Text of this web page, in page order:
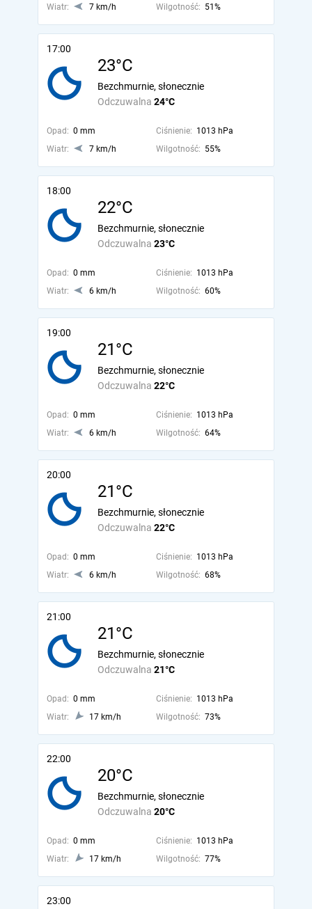
Wiatr:
7 km/h Wilgotność: 51%
17:00
23°C
Odczuwalna 24°C
Bezchmurnie, słonecznie
Opad: 0 mm Ciśnienie: 1013 hPa
Wiatr:
7 km/h Wilgotność: 55%
18:00
22°C
Odczuwalna 23°C
Bezchmurnie, słonecznie
Opad: 0 mm Ciśnienie: 1013 hPa
Wiatr:
6 km/h Wilgotność: 60%
19:00
21°C
Odczuwalna 22°C
Bezchmurnie, słonecznie
Opad: 0 mm Ciśnienie: 1013 hPa
Wiatr:
6 km/h Wilgotność: 64%
20:00
21°C
Odczuwalna 22°C
Bezchmurnie, słonecznie
Opad: 0 mm Ciśnienie: 1013 hPa
Wiatr:
6 km/h Wilgotność: 68%
21:00
21°C
Odczuwalna 21°C
Bezchmurnie, słonecznie
Opad: 0 mm Ciśnienie: 1013 hPa
Wiatr:
17 km/h Wilgotność: 73%
22:00
20°C
Odczuwalna 20°C
Bezchmurnie, słonecznie
Opad: 0 mm Ciśnienie: 1013 hPa
Wiatr:
17 km/h Wilgotność: 77%
23:00